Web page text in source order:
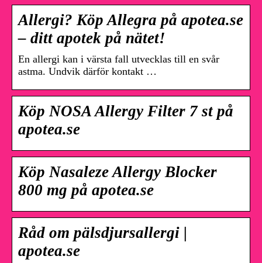
Allergi? Köp Allegra på apotea.se
– ditt apotek på nätet!
En allergi kan i värsta fall utvecklas till en svår
astma. Undvik därför kontakt …
Köp NOSA Allergy Filter 7 st på
apotea.se
Köp Nasaleze Allergy Blocker
800 mg på apotea.se
Råd om pälsdjursallergi |
apotea.se